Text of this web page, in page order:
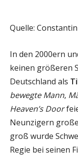
Quelle:
In den 2000ern
keinen größeren
Deutschland als
bewegte Mann,
Heaven’s Door
Neunzigern
groß wurde
Regie bei seinen